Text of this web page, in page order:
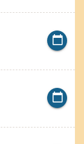
calendar_today
calendar_today